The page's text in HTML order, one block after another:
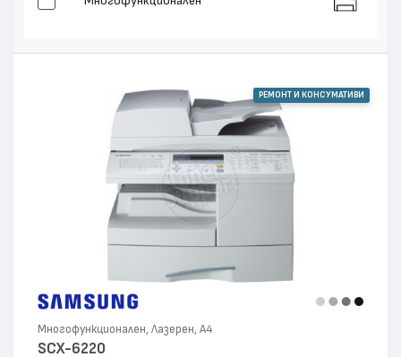
РЕМОНТ И КОНСУМАТИВИ
Многофункционален, Лазерен, А4
SCX-6220